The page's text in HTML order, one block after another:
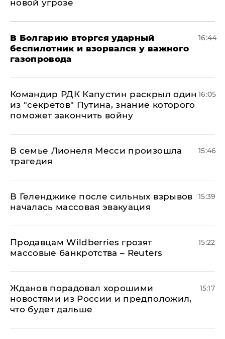
новой угрозе
В Болгарию вторгся ударный
беспилотник и взорвался у важного
газопровода
16:44
Командир РДК Капустин раскрыл один
из "секретов" Путина, знание которого
поможет закончить войну
16:05
В семье Лионеля Месси произошла
трагедия
15:46
В Геленджике после сильных взрывов
началась массовая эвакуация
15:39
Продавцам Wildberries грозят
массовые банкротства – Reuters
15:22
Жданов порадовал хорошими
новостями из России и предположил,
что будет дальше
15:17